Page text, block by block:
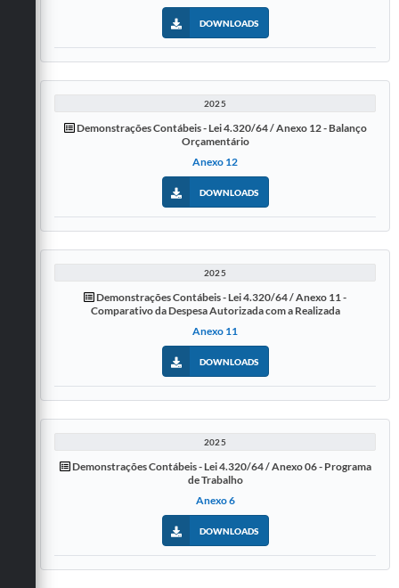
DOWNLOADS
2025
Demonstrações Contábeis - Lei 4.320/64 / Anexo 12 - Balanço
Orçamentário
Anexo 12
DOWNLOADS
2025
Demonstrações Contábeis - Lei 4.320/64 / Anexo 11 -
Comparativo da Despesa Autorizada com a Realizada
Anexo 11
DOWNLOADS
2025
Demonstrações Contábeis - Lei 4.320/64 / Anexo 06 - Programa
de Trabalho
Anexo 6
DOWNLOADS